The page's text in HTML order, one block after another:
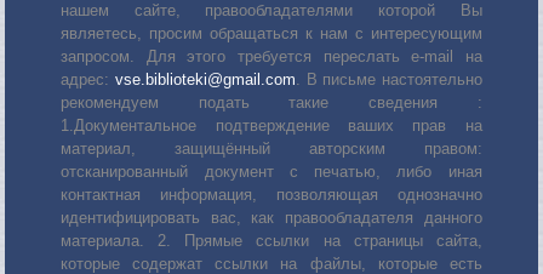
нашем сайте, правообладателями которой Вы
являетесь, просим обращаться к нам с интересующим
запросом. Для этого требуется переслать е-mail на
адрес: vse.biblioteki@gmail.com. В письме настоятельно
рекомендуем подать такие сведения :
1.Документальное подтверждение ваших прав на
материал, защищённый авторским правом:
отсканированный документ с печатью, либо иная
контактная информация, позволяющая однозначно
идентифицировать вас, как правообладателя данного
материала. 2. Прямые ссылки на страницы сайта,
которые содержат ссылки на файлы, которые есть